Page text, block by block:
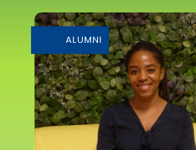
développement digital
En savoir plus
ALUMNI